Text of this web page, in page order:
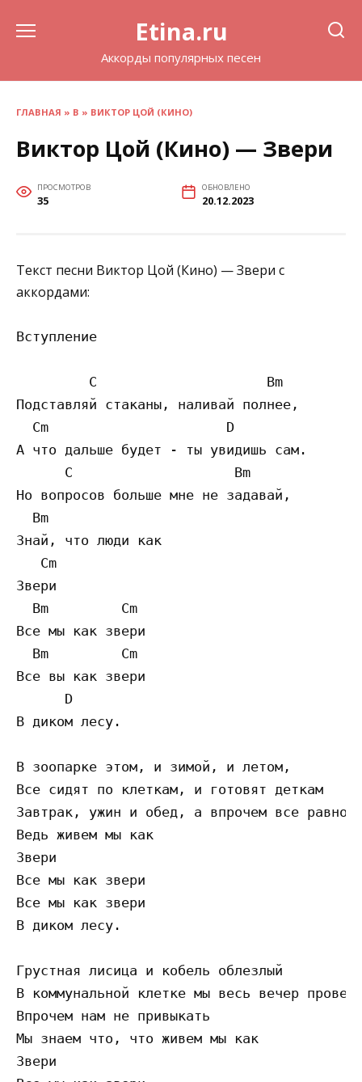
Etina.ru
Аккорды популярных песен
ГЛАВНАЯ » В » ВИКТОР ЦОЙ (КИНО)
Виктор Цой (Кино) — Звери
ПРОСМОТРОВ
35
ОБНОВЛЕНО
20.12.2023
Текст песни Виктор Цой (Кино) — Звери с
аккордами:
Вступление
         C                     Bm
Подставляй стаканы, наливай полнее,
  Cm                      D
А что дальше будет - ты увидишь сам.
      C                    Bm
Но вопросов больше мне не задавай,
  Bm
Знай, что люди как
   Cm
Звери
  Bm         Cm
Все мы как звери
  Bm         Cm
Все вы как звери
      D
В диком лесу.
В зоопарке этом, и зимой, и летом,
Все сидят по клеткам, и готовят деткам
Завтрак, ужин и обед, а впрочем все равно
Ведь живем мы как
Звери
Все мы как звери
Все мы как звери
В диком лесу.
Грустная лисица и кобель облезлый
В коммунальной клетке мы весь вечер
Впрочем нам не привыкать
Мы знаем что, что живем мы как
Звери